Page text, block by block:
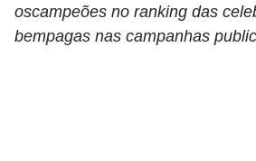
oscampeões no ranking das
bempagas nas campanhas